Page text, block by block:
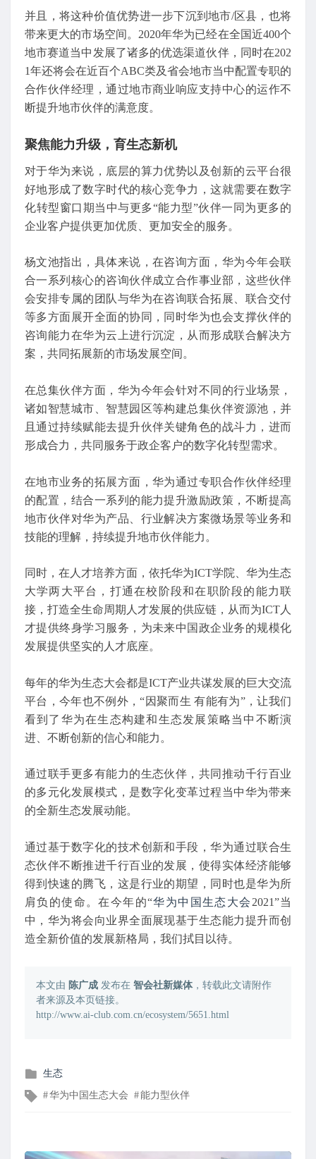
并且，将这种价值优势进一步下沉到地市/区县，也将
带来更大的市场空间。2020年华为已经在全国近400个
地市赛道当中发展了诸多的优选渠道伙伴，同时在202
1年还将会在近百个ABC类及省会地市当中配置专职的
合作伙伴经理，通过地市商业响应支持中心的运作不
断提升地市伙伴的满意度。
聚焦能力升级，育生态新机
对于华为来说，底层的算力优势以及创新的云平台很
好地形成了数字时代的核心竞争力，这就需要在数字
化转型窗口期当中与更多“能力型”伙伴一同为更多的
企业客户提供更加优质、更加安全的服务。
杨文池指出，具体来说，在咨询方面，华为今年会联
合一系列核心的咨询伙伴成立合作事业部，这些伙伴
会安排专属的团队与华为在咨询联合拓展、联合交付
等多方面展开全面的协同，同时华为也会支撑伙伴的
咨询能力在华为云上进行沉淀，从而形成联合解决方
案，共同拓展新的市场发展空间。
在总集伙伴方面，华为今年会针对不同的行业场景，
诸如智慧城市、智慧园区等构建总集伙伴资源池，并
且通过持续赋能去提升伙伴关键角色的战斗力，进而
形成合力，共同服务于政企客户的数字化转型需求。
在地市业务的拓展方面，华为通过专职合作伙伴经理
的配置，结合一系列的能力提升激励政策，不断提高
地市伙伴对华为产品、行业解决方案微场景等业务和
技能的理解，持续提升地市伙伴能力。
同时，在人才培养方面，依托华为ICT学院、华为生态
大学两大平台，打通在校阶段和在职阶段的能力联
接，打造全生命周期人才发展的供应链，从而为ICT人
才提供终身学习服务，为未来中国政企业务的规模化
发展提供坚实的人才底座。
每年的华为生态大会都是ICT产业共谋发展的巨大交流
平台，今年也不例外，“因聚而生 有能有为”，让我们
看到了华为在生态构建和生态发展策略当中不断演
进、不断创新的信心和能力。
通过联手更多有能力的生态伙伴，共同推动千行百业
的多元化发展模式，是数字化变革过程当中华为带来
的全新生态发展动能。
通过基于数字化的技术创新和手段，华为通过联合生
态伙伴不断推进千行百业的发展，使得实体经济能够
得到快速的腾飞，这是行业的期望，同时也是华为所
肩负的使命。在今年的“华为中国生态大会 2021”当
中，华为将会向业界全面展现基于生态能力提升而创
造全新价值的发展新格局，我们拭目以待。
本文由 陈广成 发布在 智会社新媒体，转载此文请附作
者来源及本页链接。
http://www.ai-club.com.cn/ecosystem/5651.html
发
在
生态
文华为中国生态大会 能力型伙伴